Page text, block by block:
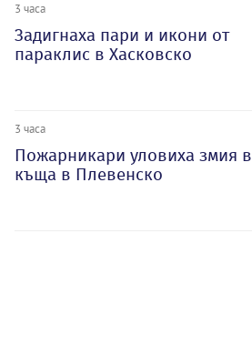
3 часа
Задигнаха пари и икони от
параклис в Хасковско
3 часа
Пожарникари уловиха змия в
къща в Плевенско